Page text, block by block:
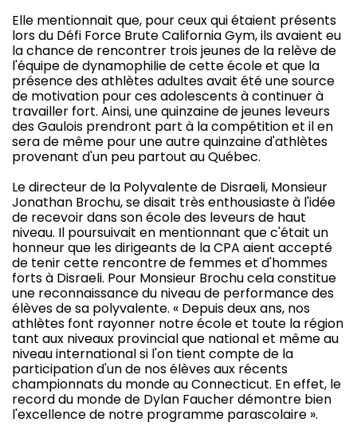
Elle mentionnait que, pour ceux qui étaient présents
lors du Défi Force Brute California Gym, ils avaient eu
la chance de rencontrer trois jeunes de la relève de
l'équipe de dynamophilie de cette école et que la
présence des athlètes adultes avait été une source
de motivation pour ces adolescents à continuer à
travailler fort. Ainsi, une quinzaine de jeunes leveurs
des Gaulois prendront part à la compétition et il en
sera de même pour une autre quinzaine d'athlètes
provenant d'un peu partout au Québec.
Le directeur de la Polyvalente de Disraeli, Monsieur
Jonathan Brochu, se disait très enthousiaste à l'idée
de recevoir dans son école des leveurs de haut
niveau. Il poursuivait en mentionnant que c'était un
honneur que les dirigeants de la CPA aient accepté
de tenir cette rencontre de femmes et d'hommes
forts à Disraeli. Pour Monsieur Brochu cela constitue
une reconnaissance du niveau de performance des
élèves de sa polyvalente. « Depuis deux ans, nos
athlètes font rayonner notre école et toute la région
tant aux niveaux provincial que national et même au
niveau international si l'on tient compte de la
participation d'un de nos élèves aux récents
championnats du monde au Connecticut. En effet, le
record du monde de Dylan Faucher démontre bien
l'excellence de notre programme parascolaire ».